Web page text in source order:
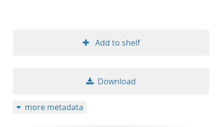
Add to shelf
Download
more metadata